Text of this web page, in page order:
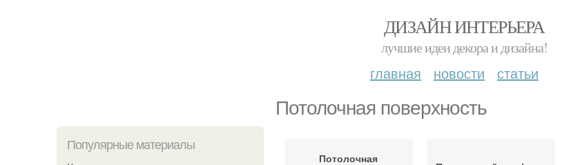
ДИЗАЙН ИНТЕРЬЕРА
лучшие идеи декора и дизайна!
главная новости статьи
Потолочная поверхность
Популярные материалы
Потолочная